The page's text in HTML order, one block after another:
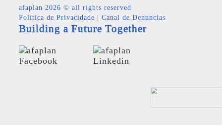
afaplan 2026 © all rights reserved
Política de Privacidade
Canal de Denuncias
Building a Future Together